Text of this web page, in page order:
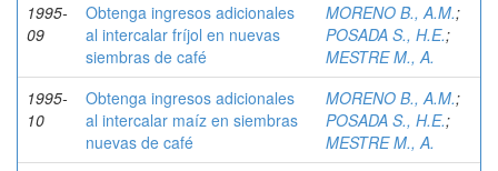
1995-
09
Obtenga ingresos adicionales
al intercalar fríjol en nuevas
siembras de café
MORENO B., A.M.;
POSADA S., H.E.;
MESTRE M., A.
1995-
10
Obtenga ingresos adicionales
al intercalar maíz en siembras
nuevas de café
MORENO B., A.M.;
POSADA S., H.E.;
MESTRE M., A.